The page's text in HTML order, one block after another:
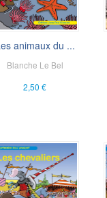
animaux du ...
Blanche Le Bel
2,50 €